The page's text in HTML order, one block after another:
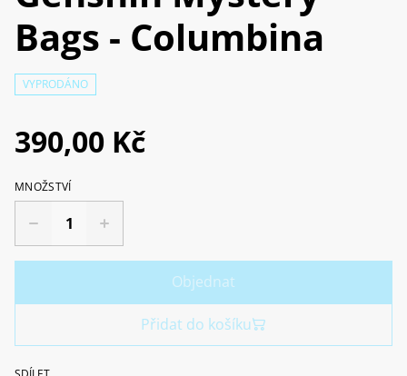
Bags - Columbina
VYPRODÁNO
390,00 Kč
MNOŽSTVÍ
Objednat
Přidat do košíku